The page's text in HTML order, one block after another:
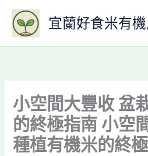
要
宜蘭好食米有
小空間大豐收 盆
的終極指南 小空
種植有機米的終極